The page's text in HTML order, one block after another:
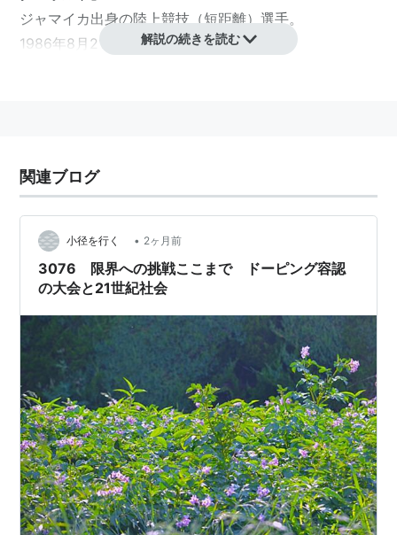
ジャマイカ出身の陸上競技（短距離）選手。
1986年8月21日生まれ。
身長196cmとスプリンターとしてはかなりの長身。長身
く、中盤から大きなストライドを生かして一気に加速す
る。
戦績・エピソード
2002年世界ジュニア陸上選手権の男子200mで、史
上最年少の15歳で優勝。
2007年大阪世界陸上では、男子200mと4x100mリレ
ーで銀メダルを獲得。
2008年5月31日、男子100mでアサファ・パウエル
（ジャマイカ）の記録を100分の2秒更新する9秒72
の世界新記録を樹立した。
2008年8月16日、北京オリンピック男子100m決勝
で、自身の世界記録を100分の3秒更新する9秒69の
解説の続きを読む
関連ブログ
小径を行く • 2ヶ月前
3076 限界への挑戦ここまで ドーピング容認
の大会と21世紀社会